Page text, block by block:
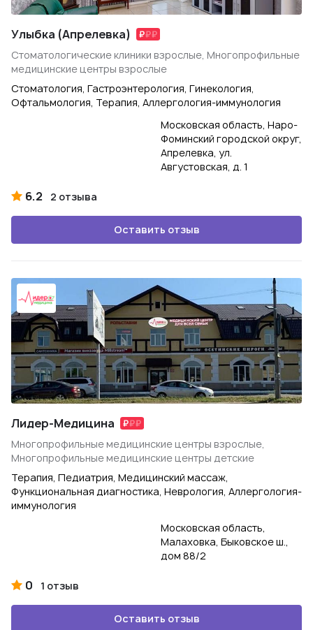
Улыбка (Апрелевка)
Стоматологические клиники взрослые, Многопрофильные
медицинские центры взрослые
Стоматология, Гастроэнтерология, Гинекология,
Офтальмология, Терапия, Аллергология-иммунология
Московская область, Наро-
Фоминский городской округ,
Апрелевка, ул.
Августовская, д. 1
6.2 2 отзыва
Оставить отзыв
Лидер-Медицина
Многопрофильные медицинские центры взрослые,
Многопрофильные медицинские центры детские
Терапия, Педиатрия, Медицинский массаж,
Функциональная диагностика, Неврология, Аллергология-
иммунология
Московская область,
Малаховка, Быковское ш.,
дом 88/2
0 1 отзыв
Оставить отзыв